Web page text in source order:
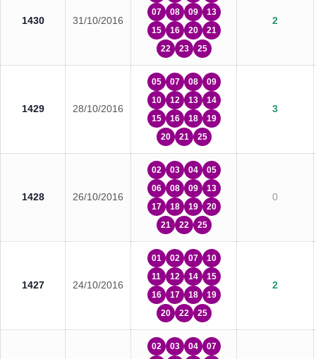
1430 31/10/2016
07
08 09
13
15
16 20
21
22
23 25
2
1429 28/10/2016
05 07 08
09
10
12 13
14
15
16 18
19
20
21 25
3
1428 26/10/2016
02 03 04
05
06
08 09
13
17
18 19
20
21
22 25
0
1427 24/10/2016
01 02 07
10
11
12 14
15
16
17 18
19
20
22 25
2
02 03 04
07